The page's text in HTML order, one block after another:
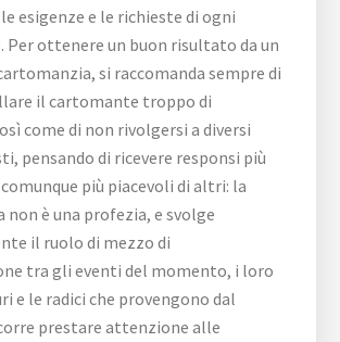
esigenze e le richieste di ogni
Per ottenere un buon risultato da un
si raccomanda sempre di
il cartomante troppo di
come di non rivolgersi a diversi
pensando di ricevere responsi più
più piacevoli di altri: la
è una profezia, e svolge
il ruolo di mezzo di
tra gli eventi del momento, i loro
e le radici che provengono dal
prestare attenzione alle